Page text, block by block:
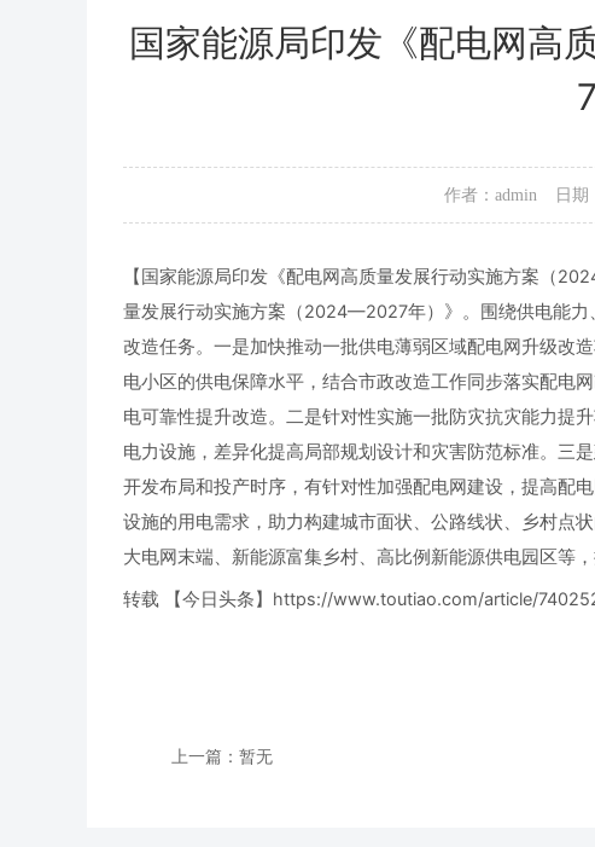
国家能源局印发《配电网
作者：admin 日期
【国家能源局印发《配电网高质量发展行动实施方案（
量发展行动实施方案（2024—2027年）》。围绕供电能
改造任务。一是加快推动一批供电薄弱区域配电网升级改
电小区的供电保障水平，结合市政改造工作同步落实配电
电可靠性提升改造。二是针对性实施一批防灾抗灾能力提
电力设施，差异化提高局部规划设计和灾害防范标准。三
开发布局和投产时序，有针对性加强配电网建设，提高配
设施的用电需求，助力构建城市面状、公路线状、乡村点
大电网末端、新能源富集乡村、高比例新能源供电园区等
转载 【今日头条】 https://www.toutiao.com/article/
上一篇：暂无